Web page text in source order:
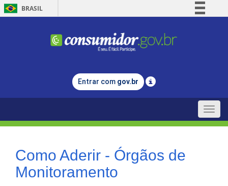
BRASIL
Comunica BR
Legislação
Entrar com gov.br
Toggle
Como Aderir - Órgãos de
Monitoramento